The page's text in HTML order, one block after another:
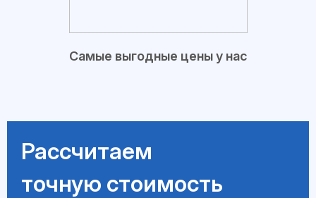
Самые выгодные цены у нас
Рассчитаем
точную стоимость